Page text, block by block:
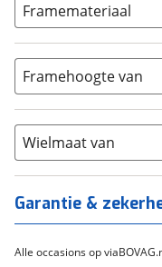
ION (0)
Gazelle (0)
Cortina (0)
Flyer (0)
Overig ( 0)
5-8 (49)
9-14
15-20 (0)
21+
Framemateriaal
Aluminium (138)
Carbon
Chroom-
Scandium
Staal (0 )
Tica
Framehoogte van
Wielmaat van
Garantie &
Alle occasions op